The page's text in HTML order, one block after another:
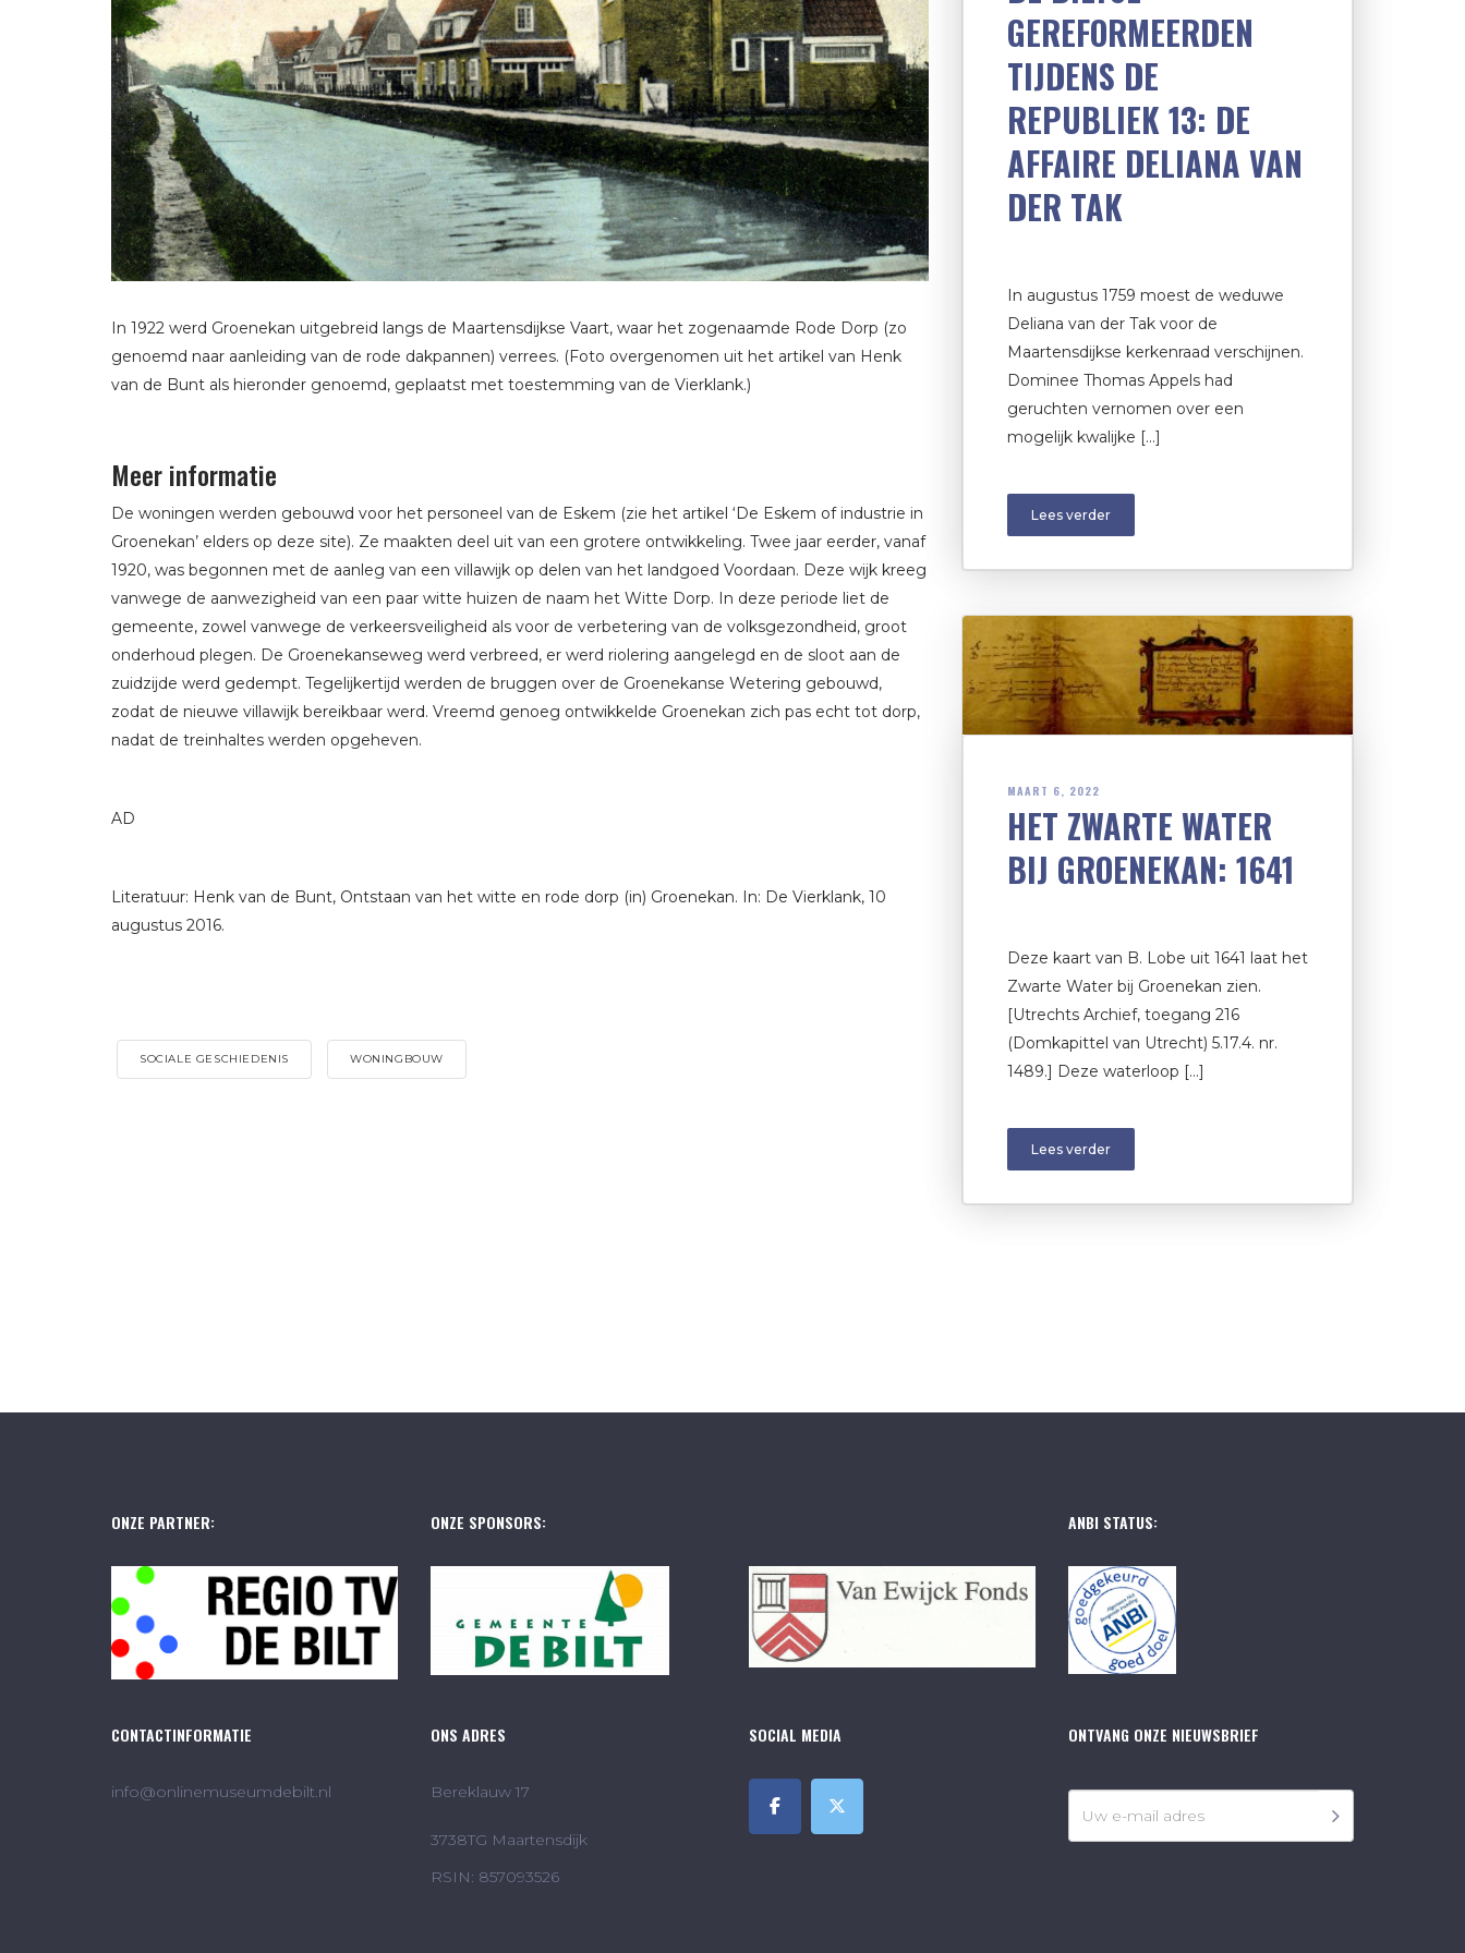
In 1922 werd Groenekan uitgebreid langs de Maartensdijkse Vaart, waar het zogenaamde Rode Dorp (zo
genoemd naar aanleiding van de rode dakpannen) verrees. (Foto overgenomen uit het artikel van Henk
van de Bunt als hieronder genoemd, geplaatst met toestemming van de Vierklank.)
Meer informatie
De woningen werden gebouwd voor het personeel van de Eskem (zie het artikel ‘De Eskem of industrie in
Groenekan’ elders op deze site). Ze maakten deel uit van een grotere ontwikkeling. Twee jaar eerder, vanaf
1920, was begonnen met de aanleg van een villawijk op delen van het landgoed Voordaan. Deze wijk kreeg
vanwege de aanwezigheid van een paar witte huizen de naam het Witte Dorp. In deze periode liet de
gemeente, zowel vanwege de verkeersveiligheid als voor de verbetering van de volksgezondheid, groot
onderhoud plegen. De Groenekanseweg werd verbreed, er werd riolering aangelegd en de sloot aan de
zuidzijde werd gedempt. Tegelijkertijd werden de bruggen over de Groenekanse Wetering gebouwd,
zodat de nieuwe villawijk bereikbaar werd. Vreemd genoeg ontwikkelde Groenekan zich pas echt tot dorp,
nadat de treinhaltes werden opgeheven.
AD
Literatuur: Henk van de Bunt, Ontstaan van het witte en rode dorp (in) Groenekan. In: De Vierklank, 10
augustus 2016.
SOCIALE GESCHIEDENIS WONINGBOUW
GEREFORMEERDEN
TIJDENS DE
REPUBLIEK 13: DE
AFFAIRE DELIANA VAN
DER TAK
In augustus 1759 moest de weduwe
Deliana van der Tak voor de
Maartensdijkse kerkenraad verschijnen.
Dominee Thomas Appels had
geruchten vernomen over een
mogelijk kwalijke […]
Lees verder
MAART 6, 2022
HET ZWARTE WATER
BIJ GROENEKAN: 1641
Deze kaart van B. Lobe uit 1641 laat het
Zwarte Water bij Groenekan zien.
[Utrechts Archief, toegang 216
(Domkapittel van Utrecht) 5.17.4. nr.
1489.] Deze waterloop […]
Lees verder
ONZE PARTNER: ONZE SPONSORS: ANBI STATUS:
CONTACTINFORMATIE
info@onlinemuseumdebilt.nl
ONS ADRES
Bereklauw 17
3738TG Maartensdijk
RSIN: 857093526
SOCIAL MEDIA ONTVANG ONZE NIEUWSBRIEF